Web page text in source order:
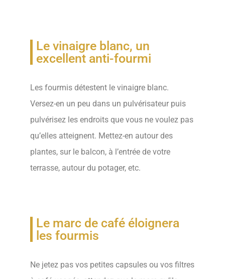
Le vinaigre blanc, un
excellent anti-fourmi
Les fourmis détestent le vinaigre blanc.
Versez-en un peu dans un pulvérisateur puis
pulvérisez les endroits que vous ne voulez pas
qu’elles atteignent. Mettez-en autour des
plantes, sur le balcon, à l’entrée de votre
terrasse, autour du potager, etc.
Le marc de café éloignera
les fourmis
Ne jetez pas vos petites capsules ou vos filtres